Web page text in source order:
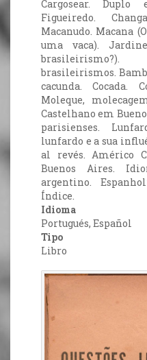
Cargosear.
Figueiredo.
Macanudo. Macana
uma vaca).
brasileirismos.
cacunda. Cocada.
Moleque,
Castelhano em
parisienses.
lunfardo e a sua
al revés. Américo
Buenos Aires.
argentino.
Índice.
Idioma
Portugués, Español
Tipo
Libro